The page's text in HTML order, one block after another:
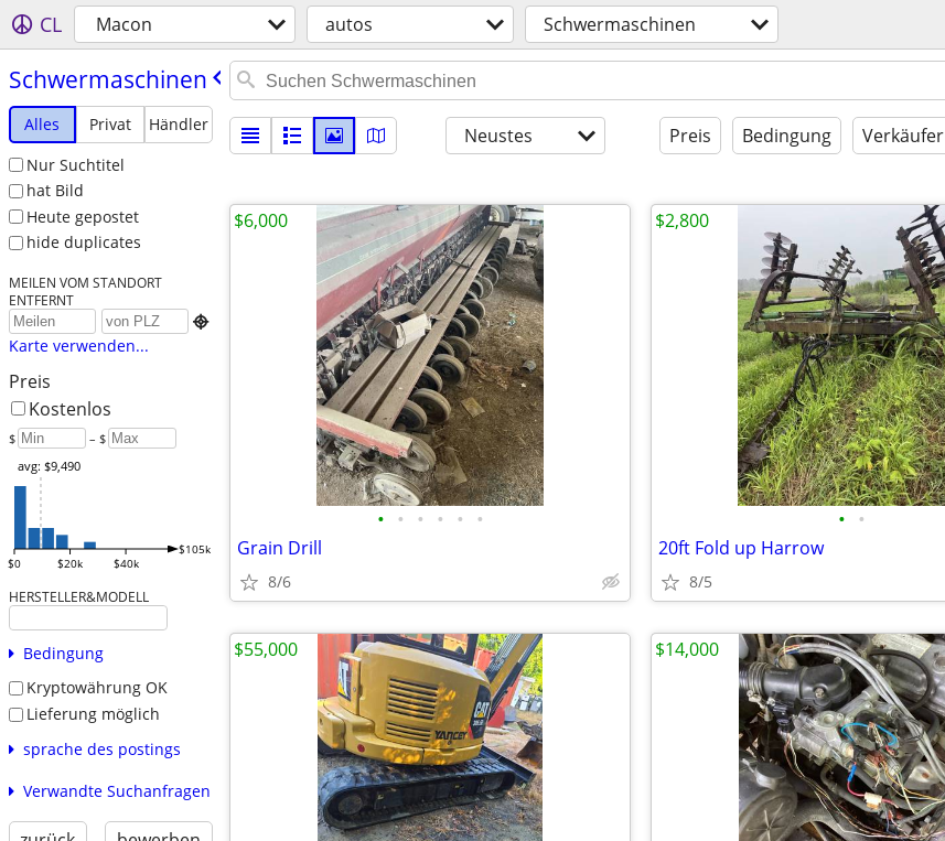
CL Macon autos Schwermaschinen
Schwermaschinen
Alles Privat
Händler
Nur Suchtitel
hat Bild
Heute gepostet
hide duplicates
MEILEN VOM STANDORT
ENTFERNT

Karte verwenden...
Preis
Kostenlos
$ – $
$0 $20k $40k
$105k
avg: $9,490
HERSTELLER&MODELL
Bedingung
Kryptowährung OK
Lieferung möglich
sprache des postings
Verwandte Suchanfragen
Neustes Preis Bedingung Verkäufer
• • • • • •
Grain Drill
8/6
$6,000
• •
20ft Fold up Harrow
8/5
$2,800
$55,000 $14,000